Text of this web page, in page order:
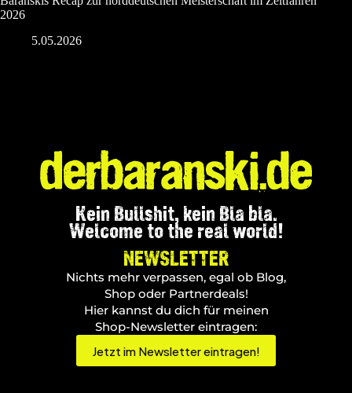
2026
5.05.2026
Kein Bullshit, kein Bla bla.
Welcome to the real world!
NEWSLETTER
Nichts mehr verpassen, egal ob Blog,
Shop oder Partnerdeals!
Hier kannst du dich für meinen
Shop-Newsletter eintragen:
Jetzt im Newsletter eintragen!